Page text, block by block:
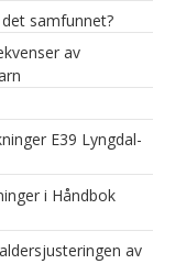
samfunnet?
av
E39 Lyngdal-
i Håndbok
av